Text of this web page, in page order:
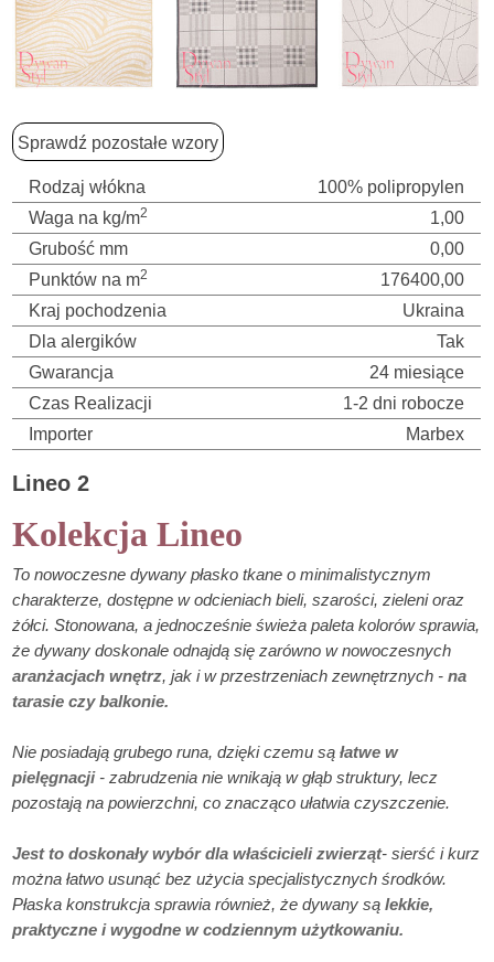
Sprawdź pozostałe wzory
Rodzaj włókna
100% polipropylen
Waga na kg/m2
1,00
Grubość mm
0,00
Punktów na m2
176400,00
Kraj pochodzenia
Ukraina
Dla alergików
Tak
Gwarancja
24 miesiące
Czas Realizacji
1-2 dni robocze
Importer
Marbex
Lineo 2
Kolekcja Lineo
To nowoczesne dywany płasko tkane o minimalistycznym
charakterze, dostępne w odcieniach bieli, szarości, zieleni oraz
żółci. Stonowana, a jednocześnie świeża paleta kolorów sprawia,
że dywany doskonale odnajdą się zarówno w nowoczesnych
aranżacjach wnętrz, jak i w przestrzeniach zewnętrznych -na
tarasie czy balkonie.
Nie posiadają grubego runa, dzięki czemu sąłatwe w
pielęgnacji - zabrudzenia nie wnikają w głąb struktury, lecz
pozostają na powierzchni, co znacząco ułatwia czyszczenie.
Jest to doskonały wybór dla właścicieli zwierząt- sierść i kurz
można łatwo usunąć bez użycia specjalistycznych środków.
Płaska konstrukcja sprawia również, że dywany są lekkie,
praktyczne i wygodne w codziennym użytkowaniu.